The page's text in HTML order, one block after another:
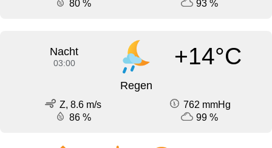
80 %
93 %
Nacht
03:00 +14°C
Regen
Z, 8.6 m/s
762 mmHg
86 %
99 %